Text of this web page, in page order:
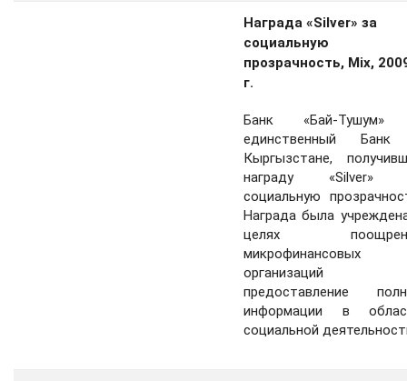
Награда «Silver» за
социальную
прозрачность, Mix,
г.
Банк «Бай-
единственный
Кыргызстане,
награду «Silver»
социальную
Награда была
целях
микрофинансовых
организаций
предоставление
информации в
социальной